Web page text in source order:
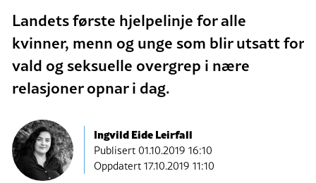
Landets første hjelpelinje for alle
kvinner, menn og unge som blir utsatt for
vald og seksuelle overgrep i nære
relasjoner opnar i dag.
Ingvild Eide Leirfall
Publisert01.10.2019 16:10
Oppdatert 17.10.2019 11:10